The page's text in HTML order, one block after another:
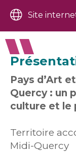
Site
Pays d’Art
Quercy : un
culture et le
Territoire
Midi-Quercy